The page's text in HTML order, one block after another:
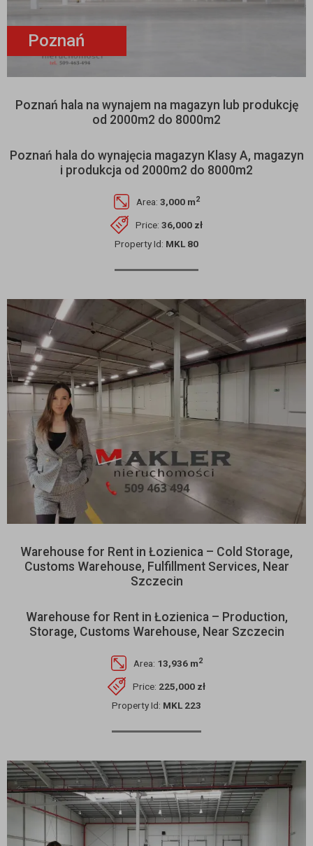
Poznań
Poznań hala na wynajem na magazyn lub produkcję
od 2000m2 do 8000m2
Poznań hala do wynajęcia magazyn Klasy A, magazyn
i produkcja od 2000m2 do 8000m2
Area: 3,000 m2
Price: 36,000 zł
Property Id: MKL 80
Warehouse for Rent in Łozienica – Cold Storage,
Customs Warehouse, Fulfillment Services, Near
Szczecin
Warehouse for Rent in Łozienica – Production,
Storage, Customs Warehouse, Near Szczecin
Area: 13,936 m2
Price: 225,000 zł
Property Id: MKL 223